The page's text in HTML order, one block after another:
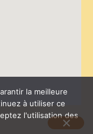
la meilleure
à utiliser ce
l'utilisation des